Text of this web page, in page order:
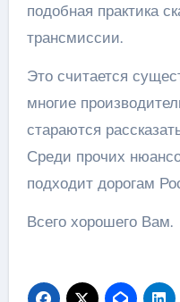
подобная практика
трансмиссии.
Это считается
многие
стараются
Среди прочих
подходит дорогам
Всего хорошего Вам.